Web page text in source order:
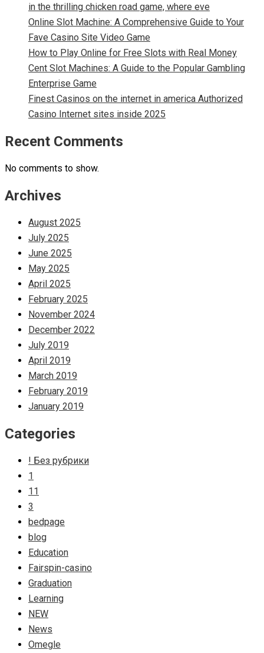
in the thrilling chicken road game, where eve
Online Slot Machine: A Comprehensive Guide to Your
Fave Casino Site Video Game
How to Play Online for Free Slots with Real Money
Cent Slot Machines: A Guide to the Popular Gambling
Enterprise Game
Finest Casinos on the internet in america Authorized
Casino Internet sites inside 2025
Recent Comments
No comments to show.
Archives
August 2025
July 2025
June 2025
May 2025
April 2025
February 2025
November 2024
December 2022
July 2019
April 2019
March 2019
February 2019
January 2019
Categories
! Без рубрики
1
11
3
bedpage
blog
Education
Fairspin-casino
Graduation
Learning
NEW
News
Omegle